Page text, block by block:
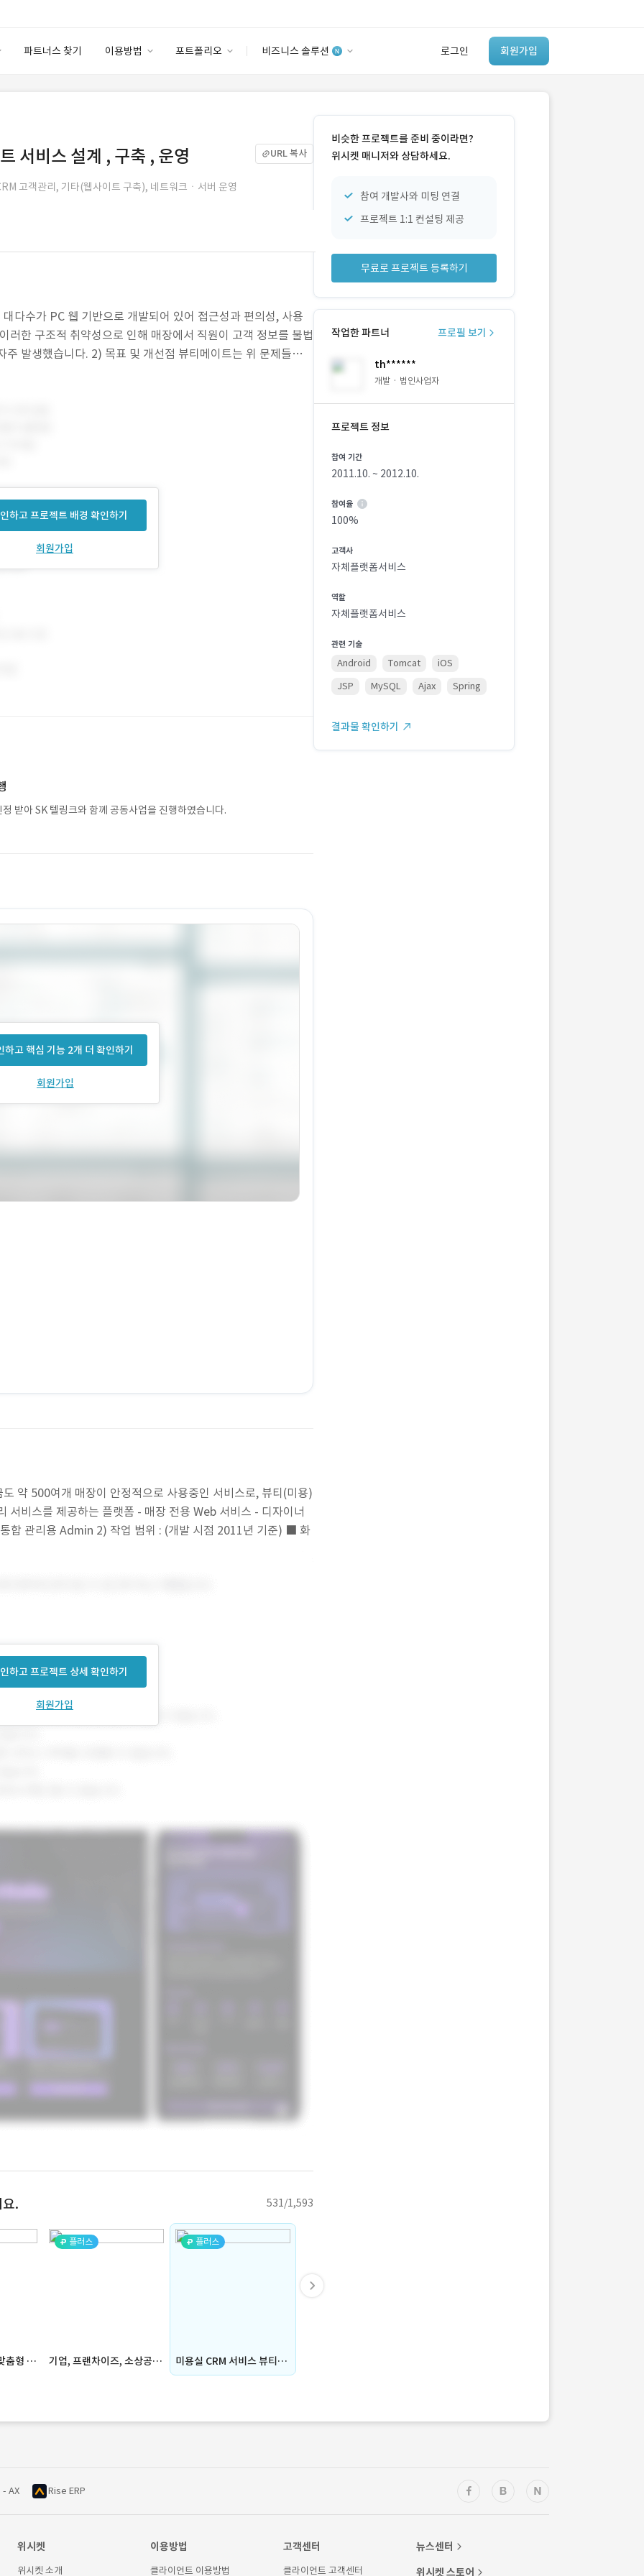
파트너스 찾기 이용방법 포트폴리오 비즈니스 솔루션 로그인 회원가입
고객센터
안심 코드 케어
스토어
‘이런 거’ 만들어본
개발 회사 있어?
서비스 설계 , 구축 , 운영 URL 복사
고객관리, 기타(웹사이트 구축), 네트워크ㆍ서버 운영
다수가 PC 웹 기반으로 개발되어 있어 접근성과 편의성, 사용
러한 구조적 취약성으로 인해 매장에서 직원이 고객 정보를 불법
발생했습니다. 2) 목표 및 개선점 뷰티메이트는 위 문제들을
하고 프로젝트 배경 확인하기
회원가입
받아 SK 텔링크와 함께 공동사업을 진행하였습니다.
하고 핵심 기능 2개 더 확인하기
회원가입
약 500여개 매장이 안정적으로 사용중인 서비스로, 뷰티(미용)
서비스를 제공하는 플랫폼 - 매장 전용 Web 서비스 - 디자이너
합 관리용 Admin 2) 작업 범위 : (개발 시점 2011년 기준) ■ 화
하고 프로젝트 상세 확인하기
회원가입
. 531/1,593
AI 추천 기반 개인 맞춤형 여행 일정 생성 앱 (여행, AI, 스케줄, 개인, 맞춤, 앱, APP)
플러스
기업, 프랜차이즈, 소상공인을 위한 카카토톡 채널 활성화 플랫폼 : 위드픽
플러스
미용실 CRM 서비스 뷰티메이트 서비스 설계 , 구축 , 운영
비슷한 프로젝트를 준비 중이라면?
위시켓 매니저와 상담하세요.
참여 개발사와 미팅 연결
프로젝트 1:1 컨설팅 제공
무료로 프로젝트 등록하기
작업한 파트너 프로필 보기
th******
개발 · 법인사업자
프로젝트 정보
참여 기간
2011.10. ~ 2012.10.
참여율
100%
고객사
자체플랫폼서비스
역할
자체플랫폼서비스
관련 기술
Android Tomcat
iOS
JSP
MySQL Ajax Spring
결과물 확인하기
- AX Rise ERP
위시켓
위시켓 소개
이용방법
클라이언트 이용방법
고객센터
클라이언트 고객센터
뉴스센터
위시켓 스토어